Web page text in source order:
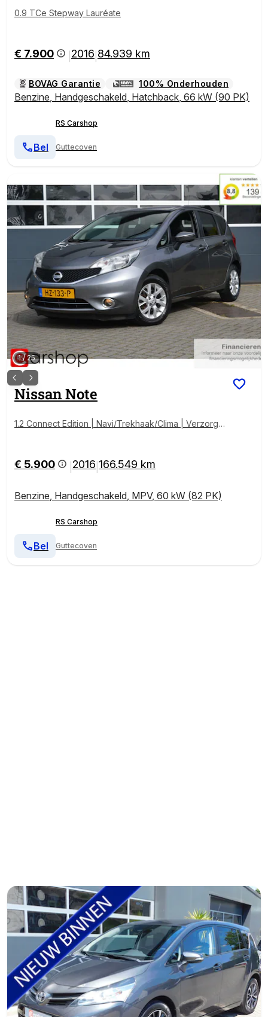
0.9 TCe Stepway Lauréate
€ 7.900 2016 84.939 km
BOVAG Garantie 100% Onderhouden
Benzine, Handgeschakeld, Hatchback, 66 kW (90 PK)
RS Carshop
Guttecoven
Bel
1/25
NissanNote
1.2 Connect Edition | Navi/Trekhaak/Clima | Verzorgd
€ 5.900 2016 166.549 km
Benzine, Handgeschakeld, MPV, 60 kW (82 PK)
RS Carshop
Guttecoven
Bel